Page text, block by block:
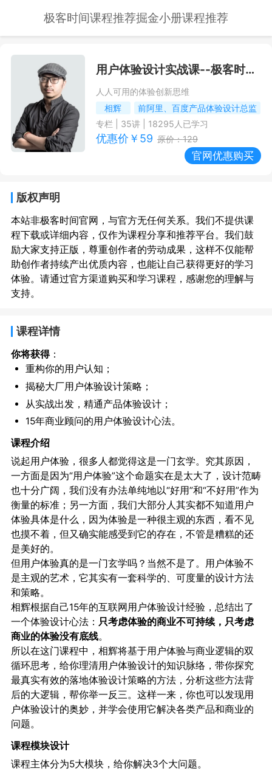
极客时间课程推荐掘金小册课程推荐
用户体验设计实战课--极客时间课程推荐/优惠
人人可用的体验创新思维
相辉
前阿里、百度产品体验设计总监
专栏
35讲 | 18295 人已学习
优惠价￥ 59 原价：129
官网优惠购买
版权声明
本站非极客时间官网，与官方无任何关系。我们不提供课
程下载或详细内容，仅作为课程分享和推荐平台。我们鼓
励大家支持正版，尊重创作者的劳动成果，这样不仅能帮
助创作者持续产出优质内容，也能让自己获得更好的学习
体验。请通过官方渠道购买和学习课程，感谢您的理解与
支持。
课程详情
你将获得：
重构你的用户认知；
揭秘大厂用户体验设计策略；
从实战出发，精通产品体验设计；
15年商业顾问的用户体验设计心法。
课程介绍
说起用户体验，很多人都觉得这是一门玄学。究其原因，
一方面是因为“用户体验”这个命题实在是太大了，设计范畴
也十分广阔，我们没有办法单纯地以“好用”和“不好用”作为
衡量的标准；另一方面，我们大部分人其实都不知道用户
体验具体是什么，因为体验是一种很主观的东西，看不见
也摸不着，但又确实能感受到它的存在，不管是糟糕的还
是美好的。
但用户体验真的是一门玄学吗？当然不是了。用户体验不
是主观的艺术，它其实有一套科学的、可度量的设计方法
和策略。
相辉根据自己15年的互联网用户体验设计经验，总结出了
一个体验设计心法： 只考虑体验的商业不可持续，只考虑
商业的体验没有底线。
所以在这门课程中，相辉将基于用户体验与商业逻辑的双
循环思考，给你理清用户体验设计的知识脉络，带你探究
最真实有效的落地体验设计策略的方法，分析这些方法背
后的大逻辑，帮你举一反三。这样一来，你也可以发现用
户体验设计的奥妙，并学会使用它解决各类产品和商业的
问题。
课程模块设计
课程主体分为5大模块，给你解决3个大问题。